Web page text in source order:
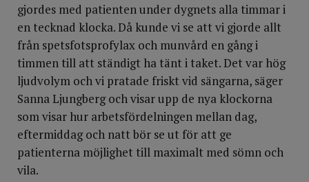
gjordes med patienten under dygnets alla timmar i
en tecknad klocka. Då kunde vi se att vi gjorde allt
från spetsfotsprofylax och munvård en gång i
timmen till att ständigt ha tänt i taket. Det var hög
ljudvolym och vi pratade friskt vid sängarna, säger
Sanna Ljungberg och visar upp de nya klockorna
som visar hur arbetsfördelningen mellan dag,
eftermiddag och natt bör se ut för att ge
patienterna möjlighet till maximalt med sömn och
vila.